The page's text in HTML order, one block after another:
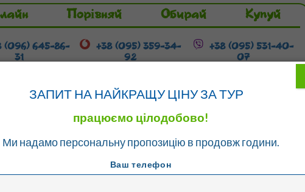
Порівняй Обирай Купуй
(096) 645-86-
31
+38 (095) 359-34-
92
+38 (095) 531-40-
07
ЗАПИТ НА НАЙКРАЩУ ЦІНУ ЗА ТУР
працюємо цілодобово!
Ми надамо персональну пропозицію в продовж години.
Ваш телефон